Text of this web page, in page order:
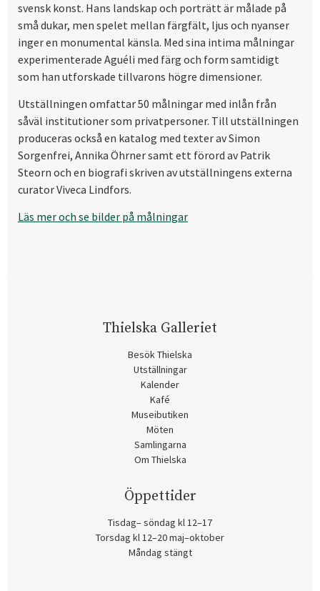
svensk konst. Hans landskap och porträtt är målade på
små dukar, men spelet mellan färgfält, ljus och nyanser
inger en monumental känsla. Med sina intima målningar
experimenterade Aguéli med färg och form samtidigt
som han utforskade tillvarons högre dimensioner.
Utställningen omfattar 50 målningar med inlån från
såväl institutioner som privatpersoner. Till utställningen
produceras också en katalog med texter av Simon
Sorgenfrei, Annika Öhrner samt ett förord av Patrik
Steorn och en biografi skriven av utställningens externa
curator Viveca Lindfors.
Läs mer och se bilder på målningar
Thielska Galleriet
Besök Thielska
Utställningar
Kalender
Kafé
Museibutiken
Möten
Samlingarna
Om Thielska
Öppettider
Tisdag– söndag kl 12–17
Torsdag kl 12–20 maj–oktober
Måndag stängt